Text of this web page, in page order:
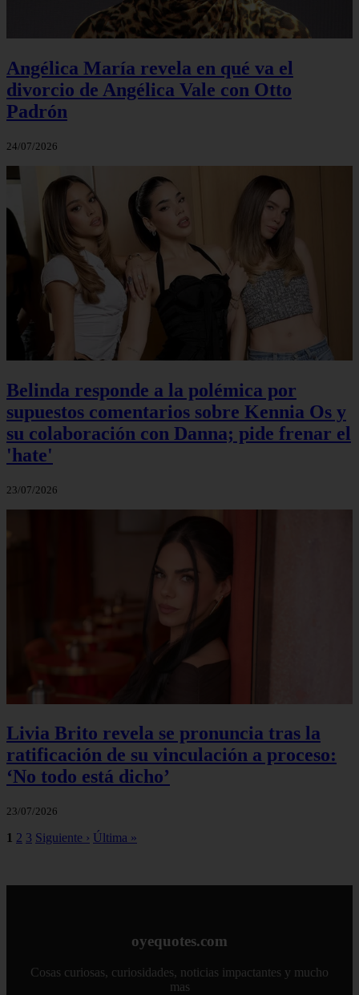
Angélica María revela en qué va el
divorcio de Angélica Vale con Otto
Padrón
24/07/2026
Belinda responde a la polémica por
supuestos comentarios sobre Kennia Os y
su colaboración con Danna; pide frenar el
'hate'
23/07/2026
Livia Brito revela se pronuncia tras la
ratificación de su vinculación a proceso:
‘No todo está dicho’
23/07/2026
1 2 3 Siguiente › Última »
oyequotes.com
Cosas curiosas, curiosidades, noticias impactantes y mucho
mas